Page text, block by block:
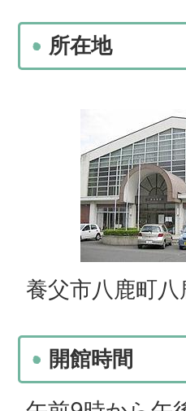
所在地
養父市八鹿町
開館時間